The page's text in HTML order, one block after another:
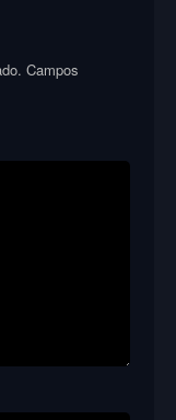
Campos